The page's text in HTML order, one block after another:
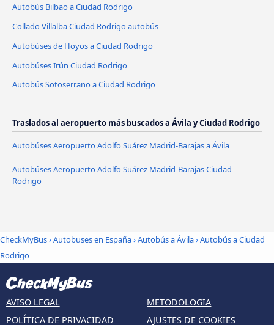
Autobús Bilbao a Ciudad Rodrigo
Collado Villalba Ciudad Rodrigo autobús
Autobúses de Hoyos a Ciudad Rodrigo
Autobúses Irún Ciudad Rodrigo
Autobús Sotoserrano a Ciudad Rodrigo
Traslados al aeropuerto más buscados a Ávila‎ y Ciudad Rodrigo
Autobúses Aeropuerto Adolfo Suárez Madrid-Barajas a Ávila‎
Autobúses Aeropuerto Adolfo Suárez Madrid-Barajas Ciudad
Rodrigo
CheckMyBus›Autobuses en España›Autobús a Ávila‎›Autobús a Ciudad
Rodrigo
AVISO LEGAL
POLÍTICA DE PRIVACIDAD
METODOLOGIA
AJUSTES DE COOKIES